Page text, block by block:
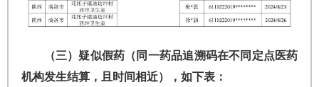
（三）疑似假药（同一药品追溯码在不同定点医药
机构发生结算，且时间相近），如下表：